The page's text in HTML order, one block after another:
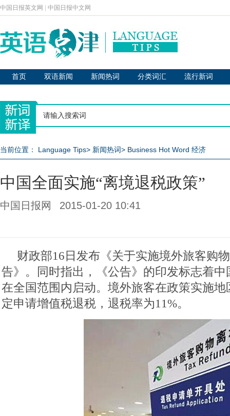
中国日报英文网 中国日报中文网
首页 双语新闻 新闻热词 分类词汇 流行新词
当前位置： Language Tips> 新闻热词> Business Hot Word 经济
中国全面实施“离境退税政策”
中国日报网 2015-01-20 10:41
财政部16日发布《关于实施境外旅客购
告》。同时指出，《公告》的印发标志着
在全国范围内启动。境外旅客在政策实施
定申请增值税退税，退税率为11%。